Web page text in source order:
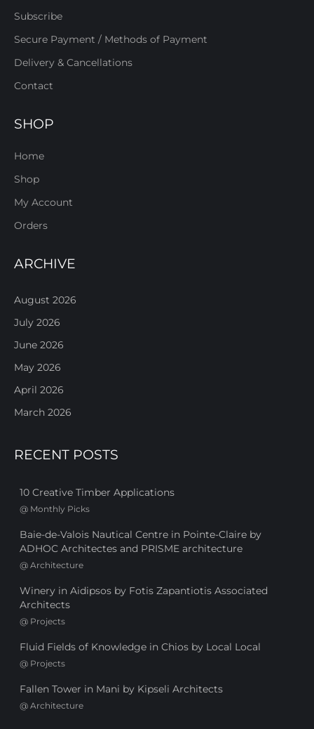
Subscribe
Secure Payment / Methods of Payment
Delivery & Cancellations
Contact
SHOP
Home
Shop
My Account
Orders
ARCHIVE
August 2026
July 2026
June 2026
May 2026
April 2026
March 2026
RECENT POSTS
10 Creative Timber Applications
@ Monthly Picks
Baie-de-Valois Nautical Centre in Pointe-Claire by
ADHOC Architectes and PRISME architecture
@ Architecture
Winery in Aidipsos by Fotis Zapantiotis Associated
Architects
@ Projects
Fluid Fields of Knowledge in Chios by Local Local
@ Projects
Fallen Tower in Mani by Kipseli Architects
@ Architecture